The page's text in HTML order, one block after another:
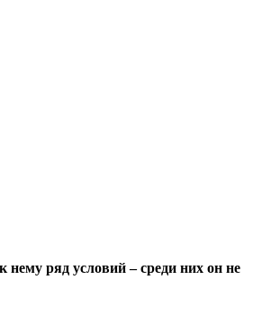
нему ряд условий – среди них он не